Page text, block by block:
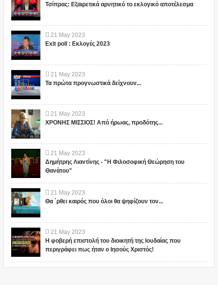
Τσίπρας: Εξαιρετικά αρνητικό το εκλογικό αποτέλεσμα
21 May 2023
Exit poll : Εκλογές 2023
21 May 2023
Τα πρώτα προγνωστικά δείχνουν...
21 May 2023
ΧΡΟΝΗΣ ΜΙΣΣΙΟΣ! Από ήρωας, προδότης...
21 May 2023
Δημήτρης Λιαντίνης - "Η Φιλοσοφική Θεώρηση του
Θανάτου"
21 May 2023
Θα ΄ρθει καιρός που όλοι θα ψηφίζουν τον...
21 May 2023
Η φοβερή επιστολή του διοικητή της Ιουδαίας που
περιγράφει πως ήταν ο Ιησούς Χριστός!